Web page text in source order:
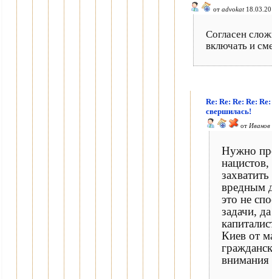
от advokat
Согласен
включать и
Re: Re: Re: Re:
свершилась!
от Иванов
Нужно
вредным
это не
задачи,
Киев от
внимания